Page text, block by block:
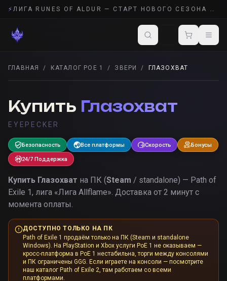
⚡ ЛИГА RUNES OF ALDUR — СТАРТ НОВОГО СЕЗОНА POE 2
ГЛАВНАЯ / КАТАЛОГ POE 1 / ЗВЕРИ / ГЛАЗОХВАТ
Купить Глазохват
EYEPECKER
Безопасность Все платформы Скорость Бонусы
24/7 Поддержка
Купить Глазохват на ПК (Steam / standalone) — Path of
Exile 1, лига «Лига Allflame». Доставка от 2 минут с
момента оплаты.
ДОСТУПНО ТОЛЬКО НА ПК
Path of Exile 1 продаём только на ПК (Steam и standalone
Windows). На PlayStation и Xbox услуги PoE 1 не оказываем —
кросс-платформа в PoE 1 нестабильна, торги между консолями
и ПК ограничены GGG. Если играете на консоли — посмотрите
наш каталог Path of Exile 2, там работаем со всеми
платформами.